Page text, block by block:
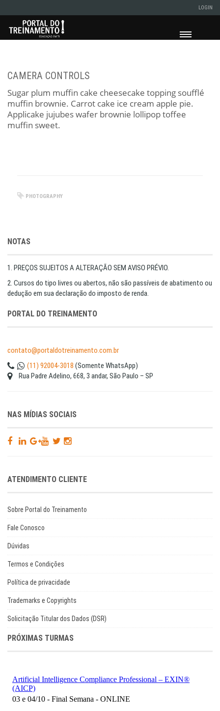
LOGIN
CAMERA CONTROLS
Sugar plum muffin cake cheesecake topping soufflé
muffin brownie. Carrot cake ice cream apple pie.
Applicake jujubes wafer brownie lollipop toffee
muffin sweet.
PHOTOGRAPHY
NOTAS
1. PREÇOS SUJEITOS A ALTERAÇÃO SEM AVISO PRÉVIO.
2. Cursos do tipo livres ou abertos, não são passíveis de abatimento ou
dedução em sua declaração do imposto de renda.
PORTAL DO TREINAMENTO
contato@portaldotreinamento.com.br
(11) 92004-3018 (Somente WhatsApp)
Rua Padre Adelino, 668, 3 andar, São Paulo – SP
NAS MÍDIAS SOCIAIS
ATENDIMENTO CLIENTE
Sobre Portal do Treinamento
Fale Conosco
Dúvidas
Termos e Condições
Política de privacidade
Trademarks e Copyrights
Solicitação Titular dos Dados (DSR)
PRÓXIMAS TURMAS